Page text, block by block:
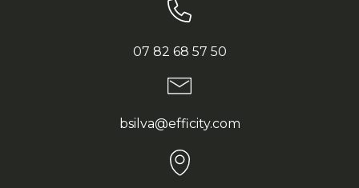
07 82 68 57 50
bsilva@efficity.com